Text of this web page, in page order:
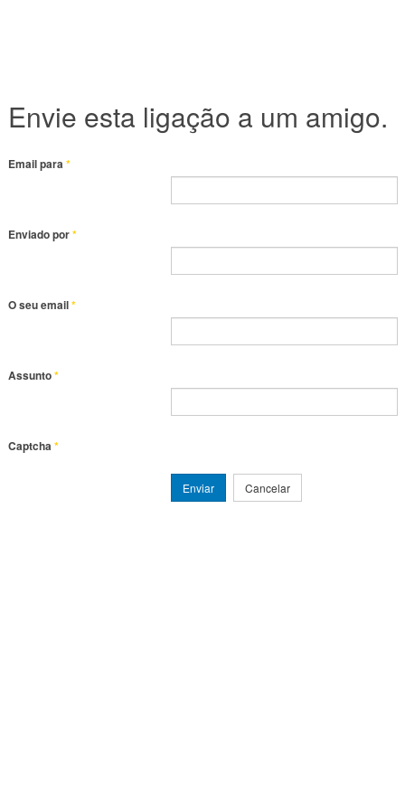
Envie esta ligação a um amigo.
Email para*
Enviado por*
O seu email*
Assunto*
Captcha*
Enviar Cancelar